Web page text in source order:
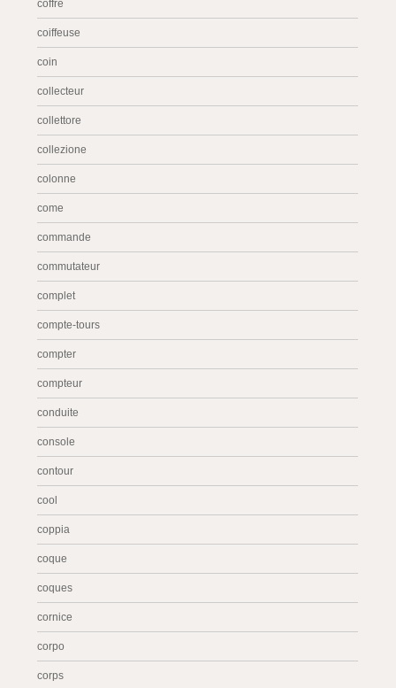
coffre
coiffeuse
coin
collecteur
collettore
collezione
colonne
come
commande
commutateur
complet
compte-tours
compter
compteur
conduite
console
contour
cool
coppia
coque
coques
cornice
corpo
corps